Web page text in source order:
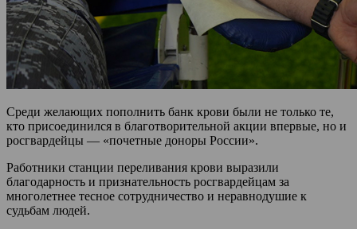
Среди желающих пополнить банк крови были не только те,
кто присоединился в благотворительной акции впервые, но и
росгвардейцы — «почетные доноры России».
Работники станции переливания крови выразили
благодарность и признательность росгвардейцам за
многолетнее тесное сотрудничество и неравнодушие к
судьбам людей.